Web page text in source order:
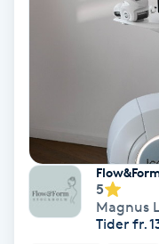
Gel naglar
Gelenaglar
5
Magnus
Tider fr.